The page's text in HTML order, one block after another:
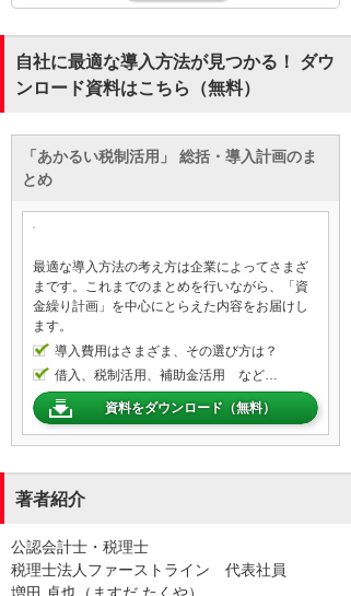
自社に最適な導入方法が見つかる！ ダウ
ンロード資料はこちら（無料）
「あかるい税制活用」 総括・導入計画のま
とめ
最適な導入方法の考え方は企業によってさまざ
まです。これまでのまとめを行いながら、「資
金繰り計画」を中心にとらえた内容をお届けし
ます。
導入費用はさまざま、その選び方は？
借入、税制活用、補助金活用 など…
資料をダウンロード（無料）
著者紹介
公認会計士・税理士
税理士法人ファーストライン 代表社員